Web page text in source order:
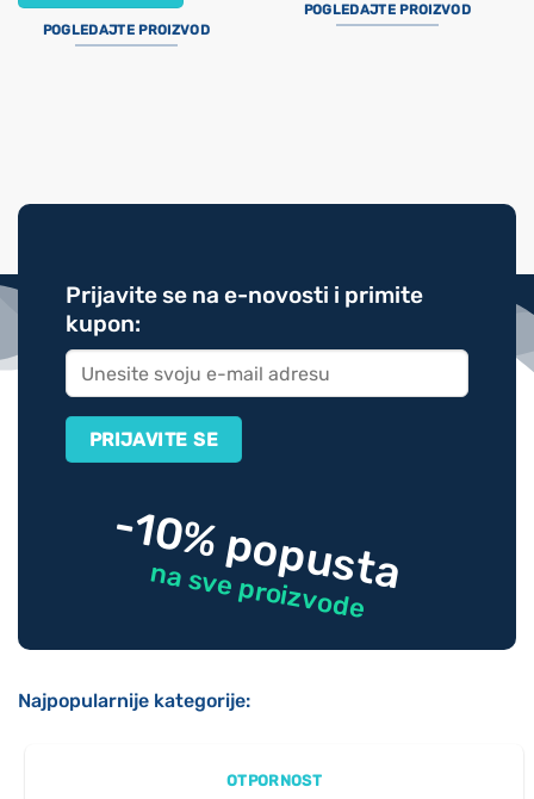
POGLEDAJTE PROIZVOD
POGLEDAJTE PROIZVOD
Prijavite se na e-novosti i primite
kupon:
-10% popusta
na sve proizvode
Najpopularnije kategorije:
OTPORNOST